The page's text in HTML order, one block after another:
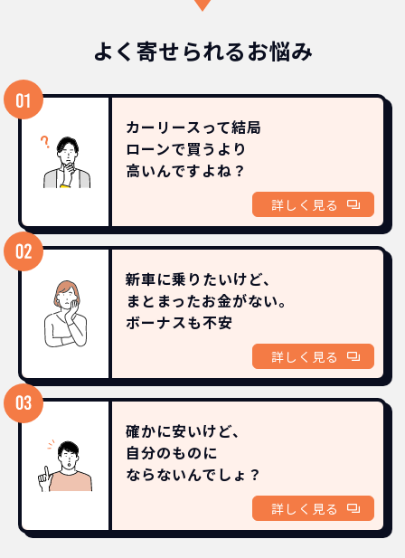
よく寄せられるお悩み
カーリースって結局
ローンで買うより
高いんですよね？
詳しく見る
新車に乗りたいけど、
まとまったお金がない。
ボーナスも不安
詳しく見る
確かに安いけど、
自分のものに
ならないんでしょ？
詳しく見る